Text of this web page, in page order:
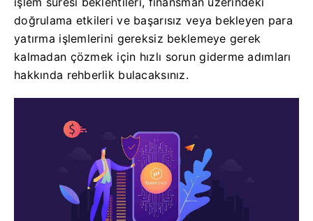
doğrulama etkileri ve başarısız veya bekleyen para
yatırma işlemlerini gereksiz beklemeye gerek
kalmadan çözmek için hızlı sorun giderme adımları
hakkında rehberlik bulacaksınız.